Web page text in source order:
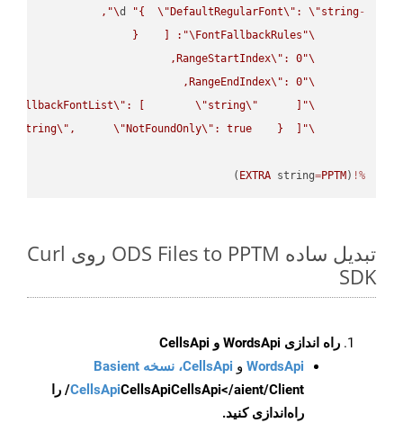
-
d "{ \" DefaultRegularFont\" : \"string
\"
\"
FontFallbackRules
\"
\"
RangeStartIndex\"
\"
RangeEndIndex\"
\"
FallbackFontList\" : [ \"string\"
\"
string\" , \" NotFoundOnly\" : true    }  ]}"
%!
(
EXTRA string=PPTM
)
تبدیل ساده ODS Files to PPTM روی Curl
SDK
راه اندازی WordsApi و CellsApi
WordsApi و CellsApi، نسخه Basient
CellsApiCellsApi
CellsApi</aient/Client/ را
راه‌اندازی کنید.